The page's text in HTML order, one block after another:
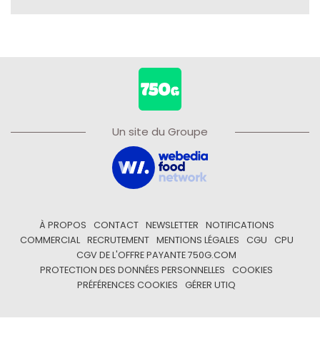
Un site du Groupe
À PROPOS CONTACT NEWSLETTER
NOTIFICATIONS
COMMERCIAL
RECRUTEMENT MENTIONS LÉGALES CGU
CPU
CGV DE L'OFFRE PAYANTE 750G.COM
PROTECTION DES DONNÉES PERSONNELLES
COOKIES
PRÉFÉRENCES COOKIES
GÉRER UTIQ